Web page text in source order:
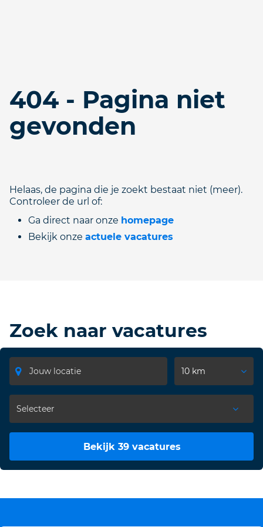
404 - Pagina niet
gevonden
Helaas, de pagina die je zoekt bestaat niet (meer).
Controleer de url of:
Ga direct naar onze homepage
Bekijk onze actuele vacatures
Zoek naar vacatures
10 km
Bekijk 39 vacatures